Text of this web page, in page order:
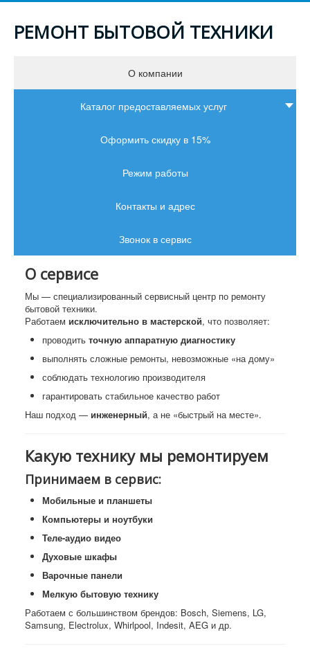
РЕМОНТ БЫТОВОЙ ТЕХНИКИ
О компании
Каталог предоставляемых услуг
Оформить скидку в 15%
Режим работы
Контакты и адрес
Звонок в сервис
О сервисе
Мы — специализированный сервисный центр по ремонту
бытовой техники.
Работаем исключительно в мастерской, что позволяет:
проводить точную аппаратную диагностику
выполнять сложные ремонты, невозможные «на дому»
соблюдать технологию производителя
гарантировать стабильное качество работ
Наш подход — инженерный, а не «быстрый на месте».
Какую технику мы ремонтируем
Принимаем в сервис:
Мобильные и планшеты
Компьютеры и ноутбуки
Теле-аудио видео
Духовые шкафы
Варочные панели
Мелкую бытовую технику
Работаем с большинством брендов: Bosch, Siemens, LG,
Samsung, Electrolux, Whirlpool, Indesit, AEG и др.